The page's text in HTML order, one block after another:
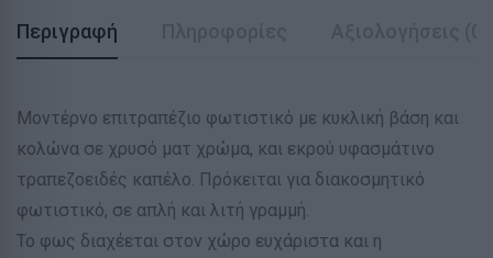
Περιγραφή
Μοντέρνο επιτραπέζιο φωτιστικό με κυκλική βάση και
κολώνα σε χρυσό ματ χρώμα, και εκρού υφασμάτινο
τραπεζοειδές καπέλο. Πρόκειται για διακοσμητικό
φωτιστικό, σε απλή και λιτή γραμμή.
Το φως διαχέεται στον χώρο ευχάριστα και η